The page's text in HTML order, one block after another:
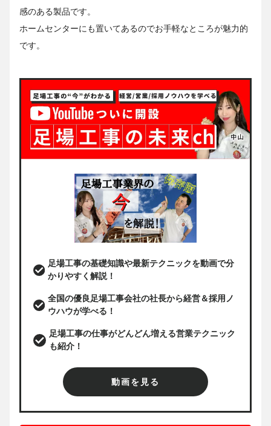
感のある製品です。
ホームセンターにも置いてあるのでお手軽なところが魅力的
です。
足場工事の基礎知識や最新テクニックを動画で分
かりやすく解説！
全国の優良足場工事会社の社長から経営＆採用ノ
ウハウが学べる！
足場工事の仕事がどんどん増える営業テクニック
も紹介！
動画を見る